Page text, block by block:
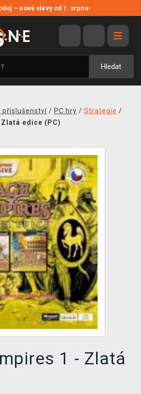
– nové slevy od 1. srpna›
Hledat
HUB
příslušenství / PC hry / Strategie /
edice (PC)
1 - Zlatá